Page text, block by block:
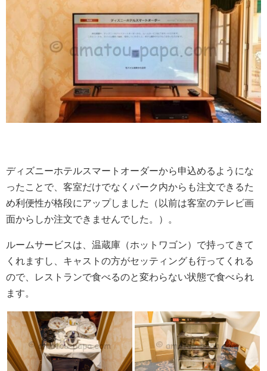
ディズニーホテルスマートオーダーから申込めるようにな
ったことで、客室だけでなくパーク内からも注文できるた
め利便性が格段にアップしました（以前は客室のテレビ画
面からしか注文できませんでした。）。
ルームサービスは、温蔵庫（ホットワゴン）で持ってきて
くれますし、キャストの方がセッティングも行ってくれる
ので、レストランで食べるのと変わらない状態で食べられ
ます。